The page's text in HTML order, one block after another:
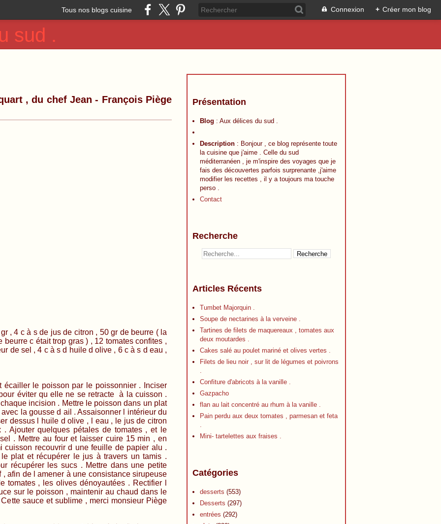
Tous nos blogs cuisine Connexion + Créer mon blog
sud .
, du chef Jean - François Piège
de jus de citron , 50 gr de beurre ( la
c était trop gras ) , 12 tomates confites ,
de sel , 4 c à s d huile d olive , 6 c à s d eau ,
par le poissonnier . Inciser
éviter qu elle ne se retracte à la cuisson .
incision . Mettre le poisson dans un plat
la gousse d ail . Assaisonner l intérieur du
dessus l huile d olive , l eau , le jus de citron
Ajouter quelques pétales de tomates , et le
. Mettre au four et laisser cuire 15 min , en
cuisson recouvrir d une feuille de papier alu .
plat et récupérer le jus à travers un tamis .
récupérer les sucs . Mettre dans une petite
afin de l amener à une consistance sirupeuse
tomates , les olives dénoyautées . Rectifier l
sur le poisson , maintenir au chaud dans le
sauce et sublime , merci monsieur Piège
Présentation
Blog : Aux délices du sud .
Description : Bonjour , ce blog représente toute
la cuisine que j'aime . Celle du sud
méditerranéen , je m'inspire des voyages que je
fais des découvertes parfois surprenante ,j'aime
modifier les recettes , il y a toujours ma touche
perso .
Contact
Recherche
Articles Récents
Tumbet Majorquin .
Soupe de nectarines à la verveine .
Tartines de filets de maquereaux , tomates aux
deux moutardes .
Cakes salé au poulet mariné et olives vertes .
Filets de lieu noir , sur lit de légumes et poivrons
.
Confiture d'abricots à la vanille .
Gazpacho
flan au lait concentré au rhum à la vanille .
Pain perdu aux deux tomates , parmesan et feta
.
Mini- tartelettes aux fraises .
Catégories
desserts (553)
Desserts (297)
entrées (292)